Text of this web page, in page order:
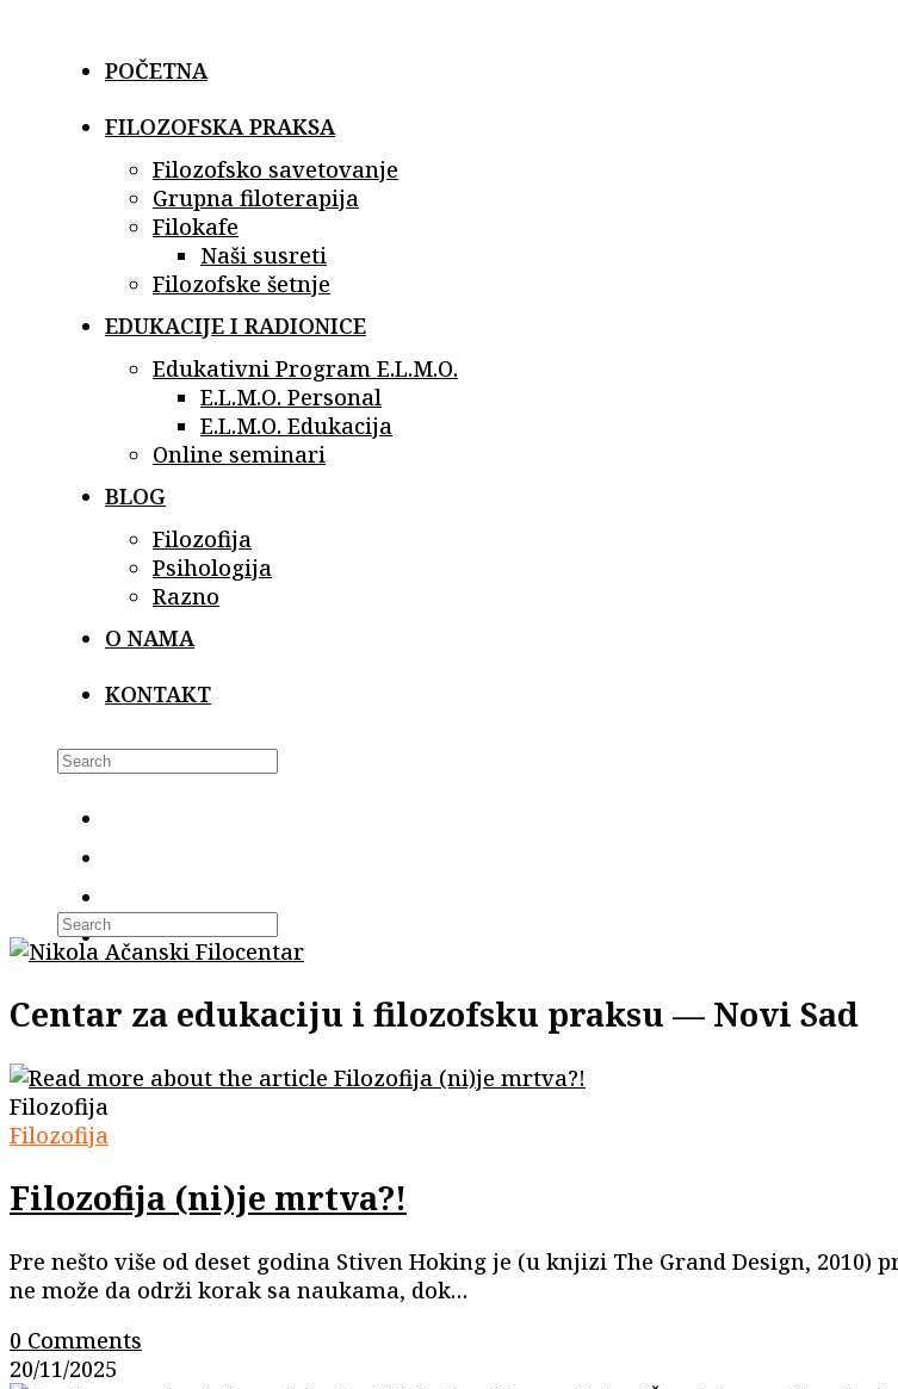
content POČETNA
FILOZOFSKA PRAKSA
Filozofsko savetovanje
Grupna filoterapija
Filokafe
Naši susreti
Filozofske šetnje
EDUKACIJE I RADIONICE
Edukativni Program E.L.M.O.
E.L.M.O. Personal
E.L.M.O. Edukacija
Online seminari
BLOG
Filozofija
Psihologija
Razno
O NAMA
KONTAKT
Search
website
Centar za edukaciju i filozofsku praksu — Novi Sad
Filozofija
Filozofija
Filozofija (ni)je mrtva?!
Pre nešto više od deset godina Stiven Hoking je (u knjizi The Grand Design,
ne može da održi korak sa naukama, dok…
0 Comments
20/11/2025